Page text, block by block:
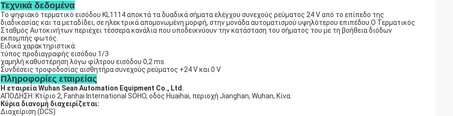
Τεχνικά δεδομένα
Το ψηφιακό τερματικό εισόδου KL1114 αποκτά τα δυαδικά σήματα ελέγχου συνεχούς ρεύματος 24 V από το επίπεδο της
διαδικασίας και τα μεταδίδει, σε ηλεκτρικά απομονωμένη μορφή, στην μονάδα αυτοματισμού υψηλότερου επιπέδου.Ο Τερματικός
Σταθμός Αυτοκινήτων περιέχει τέσσερα κανάλια που υποδεικνύουν την κατάσταση του σήματος του με τη βοήθεια διόδων
εκπομπής φωτός.
Ειδικά χαρακτηριστικά:
τύπος προδιαγραφής εισόδου 1/3
χαμηλή καθυστέρηση λόγω φίλτρου εισόδου 0,2 ms
Συνδέσεις τροφοδοσίας αισθητήρα συνεχούς ρεύματος +24 V και 0 V
Πληροφορίες εταιρείας
Η εταιρεία Wuhan Sean Automation Equipment Co., Ltd.
ΑΠΟΔΗΣΗ: Κτίριο 2, Fanhai International SOHO, οδός Huaihai, περιοχή Jianghan, Wuhan, Κίνα.
Κύρια διανομή διαχειρίζεται:
∆ιαχείριση (DCS)